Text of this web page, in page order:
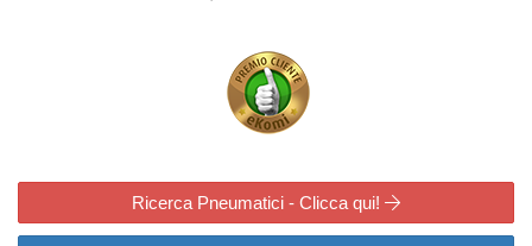
Ricerca Pneumatici - Clicca qui!